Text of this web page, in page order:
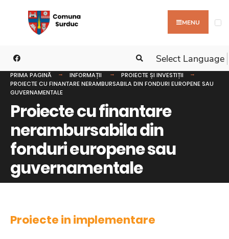
MENU
Select Language
PRIMA PAGINĂ INFORMAȚII
PROIECTE ȘI INVESTIȚII
PROIECTE CU FINANTARE NERAMBURSABILA DIN FONDURI EUROPENE SAU
GUVERNAMENTALE
Proiecte cu finantare
nerambursabila din
fonduri europene sau
guvernamentale
Proiecte in implementare